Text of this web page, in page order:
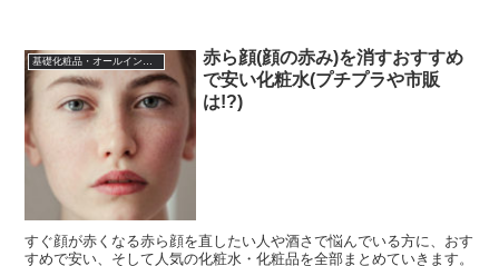
赤ら顔(顔の赤み)を消すおすすめ
で安い化粧水(プチプラや市販
は!?)
すぐ顔が赤くなる赤ら顔を直したい人や酒さで悩んでいる方に、おす
すめで安い、そして人気の化粧水・化粧品を全部まとめていきます。